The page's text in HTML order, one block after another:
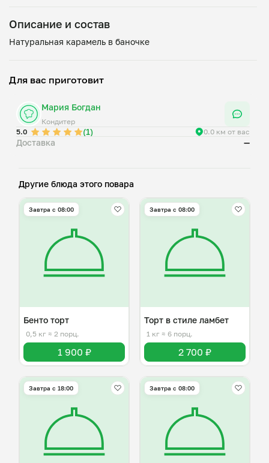
Описание и состав
Для вас приготовит
Мария Богдан
Кондитер
5.0
(1) 0.0 км от вас
Доставка —
Другие блюда этого повара
Завтра c 08:00
Бенто торт
0,5 кг ≈ 2 порц.
1 900 ₽
Завтра c 08:00
Торт в стиле ламбет
1 кг ≈ 6 порц.
2 700 ₽
Завтра c 18:00 Завтра c 08:00